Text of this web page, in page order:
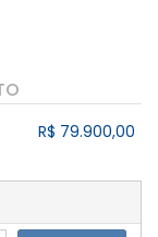
R$ 79.900,00
....